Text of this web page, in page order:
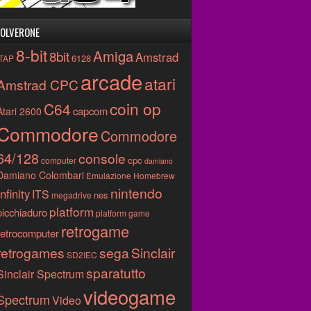
8-bit8bit6128AmigaAmstrad
CPCarcadeatari
2600 C64capcomcoin op
Commodore
128computerconsole cpc damiano
Colombari Emulazione Homebrew
ITS megadrive nes nintendo
platform platform game
retrogame
SD2IEC segaSinclair
Spectrumsparatutto
Videovideogame